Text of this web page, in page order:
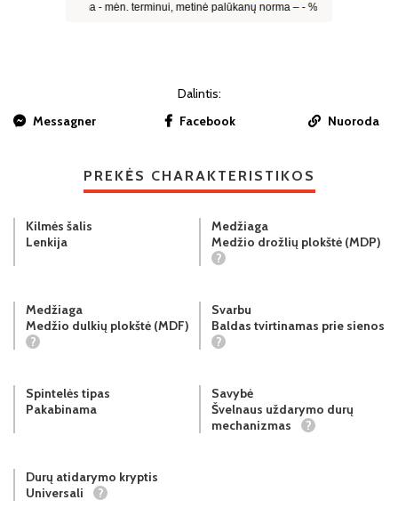
Dalintis:
Messagner
Facebook Nuoroda
PREKĖS CHARAKTERISTIKOS
Kilmės šalis
Lenkija
Medžiaga
Medžio drožlių plokštė (MDP)
?
Medžiaga
Medžio dulkių plokštė (MDF)
?
Svarbu
Baldas tvirtinamas prie sienos
?
Spintelės tipas
Pakabinama
Savybė
Švelnaus uždarymo durų
mechanizmas
?
Durų atidarymo kryptis
Universali
?